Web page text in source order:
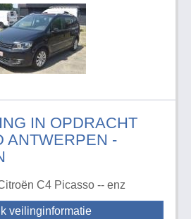
IN OPDRACHT
ANTWERPEN -
C4 Picasso -- enz
veilinginformatie